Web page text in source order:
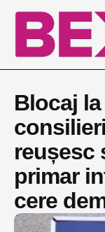
Blocaj
reușesc
primar
cere